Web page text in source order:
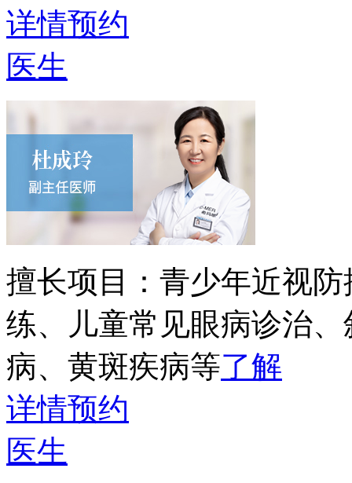
详情预约
医生
擅长项目： 青少年近视
练、儿童常见眼病诊治
病、黄斑疾病等了解
详情预约
医生